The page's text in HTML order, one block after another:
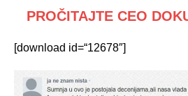
PROČITAJTE CEO
[download id=“12678″]